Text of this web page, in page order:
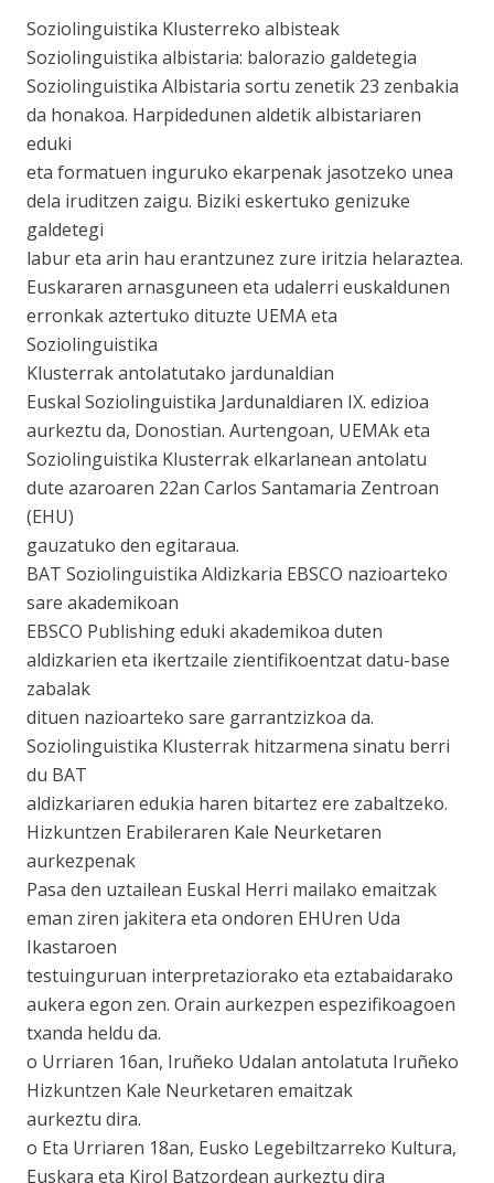
Soziolinguistika Klusterreko albisteak
Soziolinguistika albistaria: balorazio galdetegia
Soziolinguistika Albistaria sortu zenetik 23 zenbakia
da honakoa. Harpidedunen aldetik albistariaren
eduki
eta formatuen inguruko ekarpenak jasotzeko unea
dela iruditzen zaigu. Biziki eskertuko genizuke
galdetegi
labur eta arin hau erantzunez zure iritzia helaraztea.
Euskararen arnasguneen eta udalerri euskaldunen
erronkak aztertuko dituzte UEMA eta
Soziolinguistika
Klusterrak antolatutako jardunaldian
Euskal Soziolinguistika Jardunaldiaren IX. edizioa
aurkeztu da, Donostian. Aurtengoan, UEMAk eta
Soziolinguistika Klusterrak elkarlanean antolatu
dute azaroaren 22an Carlos Santamaria Zentroan
(EHU)
gauzatuko den egitaraua.
BAT Soziolinguistika Aldizkaria EBSCO nazioarteko
sare akademikoan
EBSCO Publishing eduki akademikoa duten
aldizkarien eta ikertzaile zientifikoentzat datu-base
zabalak
dituen nazioarteko sare garrantzizkoa da.
Soziolinguistika Klusterrak hitzarmena sinatu berri
du BAT
aldizkariaren edukia haren bitartez ere zabaltzeko.
Hizkuntzen Erabileraren Kale Neurketaren
aurkezpenak
Pasa den uztailean Euskal Herri mailako emaitzak
eman ziren jakitera eta ondoren EHUren Uda
Ikastaroen
testuinguruan interpretaziorako eta eztabaidarako
aukera egon zen. Orain aurkezpen espezifikoagoen
txanda heldu da.
o Urriaren 16an, Iruñeko Udalan antolatuta Iruñeko
Hizkuntzen Kale Neurketaren emaitzak
aurkeztu dira.
o Eta Urriaren 18an, Eusko Legebiltzarreko Kultura,
Euskara eta Kirol Batzordean aurkeztu dira